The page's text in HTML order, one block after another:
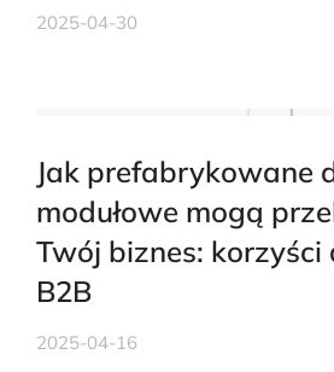
2025-04-30
Jak prefabrykowane
modułowe mogą
Twój biznes:
B2B
2025-04-16